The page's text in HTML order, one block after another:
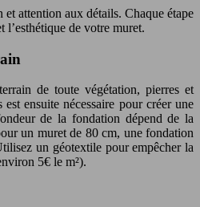
et attention aux détails. Chaque étape
l’esthétique de votre muret.
de toute végétation, pierres et
ensuite nécessaire pour créer une
de la fondation dépend de la
un muret de 80 cm, une fondation
un géotextile pour empêcher la
5€ le m²).